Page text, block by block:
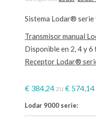
Sistema Lodar® serie
Transmisor manual
Disponible en 2, 4 y 6
Receptor Lodar®
€ 384,24 zu € 574,14
Lodar 9000 serie: